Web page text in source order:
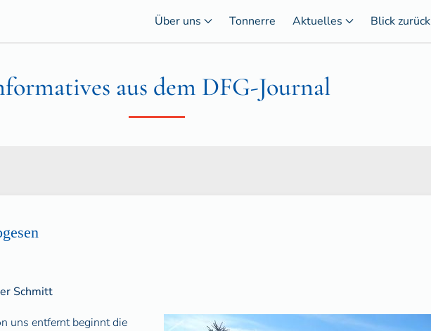
Über uns Tonnerre Aktuelles Blick zurück
aus dem DFG-Journal
Schmitt
uns entfernt beginnt die